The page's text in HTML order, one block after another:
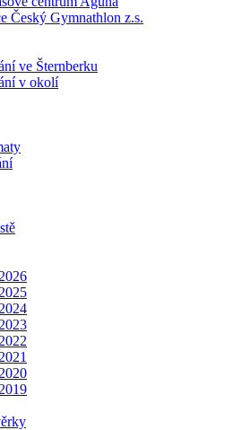
Český Gymnathlon z.s.
ve Šternberku
v okolí